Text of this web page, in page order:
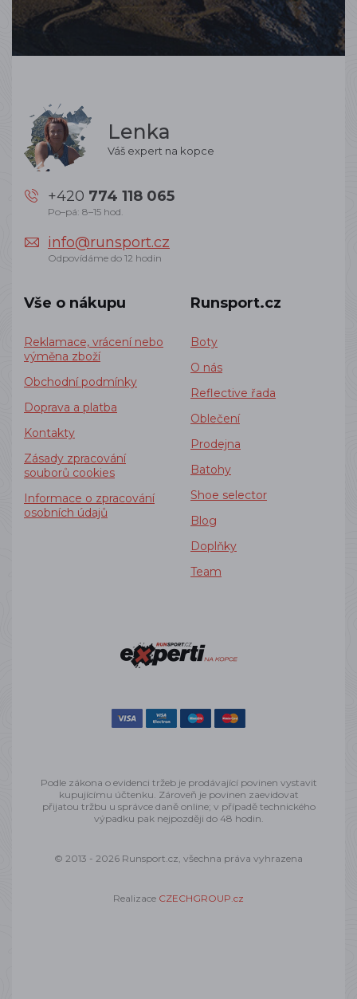
Lenka
Váš expert na kopce
+420 774 118 065
Po–pá: 8–15 hod.
info@runsport.cz
Odpovídáme do 12 hodin
Vše o nákupu
Reklamace, vrácení nebo
výměna zboží
Obchodní podmínky
Doprava a platba
Kontakty
Zásady zpracování
souborů cookies
Informace o zpracování
osobních údajů
Runsport.cz
Boty
O nás
Reflective řada
Oblečení
Prodejna
Batohy
Shoe selector
Blog
Doplňky
Team
Podle zákona o evidenci tržeb je prodávající povinen vystavit
kupujícímu účtenku. Zároveň je povinen zaevidovat
přijatou tržbu u správce daně online; v případě technického
výpadku pak nejpozději do 48 hodin.
© 2013 - 2026 Runsport.cz, všechna práva vyhrazena
Realizace CZECHGROUP.cz